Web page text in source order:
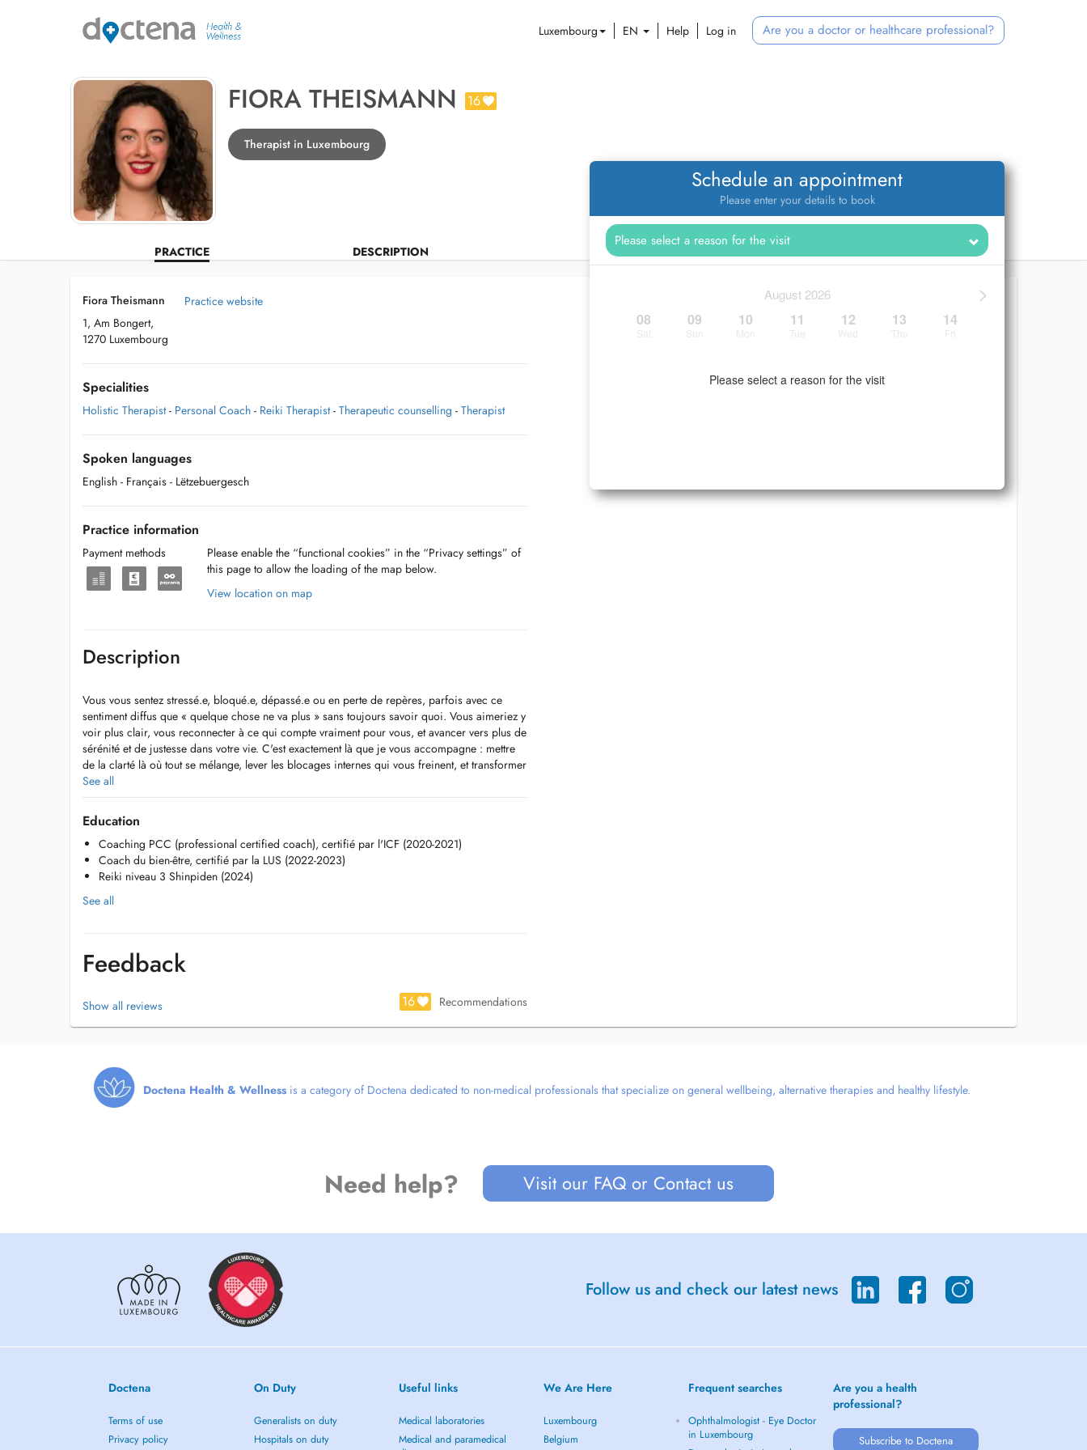
Luxembourg EN Help Log in Are you a doctor or healthcare professional?
FIORA THEISMANN 16
Therapist in Luxembourg
PRACTICE DESCRIPTION
Schedule an appointment
Please enter your details to book
>
August 2026
08 09 10 11 12 13 14
Please select a reason for the visit
Fiora Theismann
1, Am Bongert,
1270 Luxembourg
Practice website
Specialities
Holistic Therapist - Personal Coach - Reiki Therapist - Therapeutic counselling - Therapist
Spoken languages
English - Français - Lëtzebuergesch
Practice information
Payment methods
Please enable the “functional cookies” in the “Privacy settings” of
this page to allow the loading of the map below.
View location on map
Description
Vous vous sentez stressé.e, bloqué.e, dépassé.e ou en perte de repères, parfois avec ce
sentiment diffus que « quelque chose ne va plus » sans toujours savoir quoi. Vous aimeriez y
voir plus clair, vous reconnecter à ce qui compte vraiment pour vous, et avancer vers plus de
sérénité et de justesse dans votre vie. C'est exactement là que je vous accompagne : mettre
de la clarté là où tout se mélange, lever les blocages internes qui vous freinent, et transformer
ce malaise diffus en changements concrets et durables.
Je vous offre pour cela un espace d'écoute confidentiel, bienveillant et sans jugement, où
vous pouvez mieux vous comprendre et mobiliser vos propres ressources, à votre rythme.
Ensemble, nous pouvons travailler sur de nombreux sujets : gestion du stress et des
émotions, bien-être mental et émotionnel, apaisement des relations, recherche de sens,
dépassement des résistances internes, ou encore définition d'objectifs et passage à l'action.
approches énergétiques.
Vous hésitez à franchir le pas ? Contactez-moi, et parlons simplement de ce dont vous avez
besoin.
See all
Education
Coaching PCC (professional certified coach), certifié par l'ICF (2020-2021)
Coach du bien-être, certifié par la LUS (2022-2023)
Reiki niveau 3 Shinpiden (2024)
See all
Feedback
Show all reviews 16 Recommendations
Doctena Health & Wellness is a category of Doctena dedicated to non-medical professionals that specialize on general wellbeing, alternative therapies and healthy lifestyle.
Need help? Visit our FAQ or Contact us
Follow us and check our latest news
Doctena
Terms of use
Privacy policy
On Duty
Generalists on duty
Hospitals on duty
Useful links
Medical laboratories
Medical and paramedical
We Are Here
Luxembourg
Belgium
Frequent searches
Ophthalmologist - Eye Doctor
in Luxembourg
Are you a health
professional?
Subscribe to Doctena